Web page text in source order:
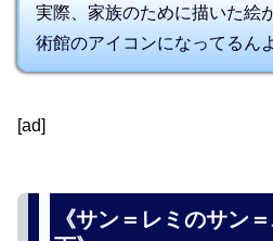
実際、家族のために描いた絵
術館のアイコンになってるん
[ad]
《サン＝レミのサン